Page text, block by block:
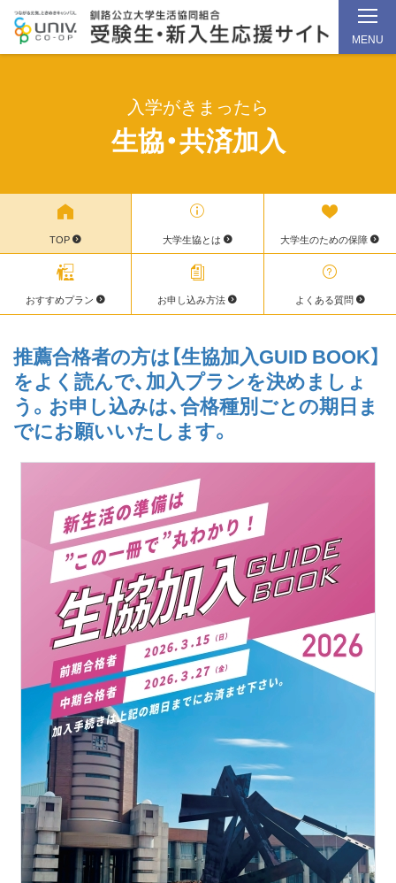
へ
MENU
入学がきまったら
生協・共済加入
TOP 大学生協とは 大学生のための保障
おすすめプラン お申し込み方法 よくある質問
推薦合格者の方は【生協加入GUID BOOK】
をよく読んで、加入プランを決めましょ
う。お申し込みは、合格種別ごとの期日ま
でにお願いいたします。